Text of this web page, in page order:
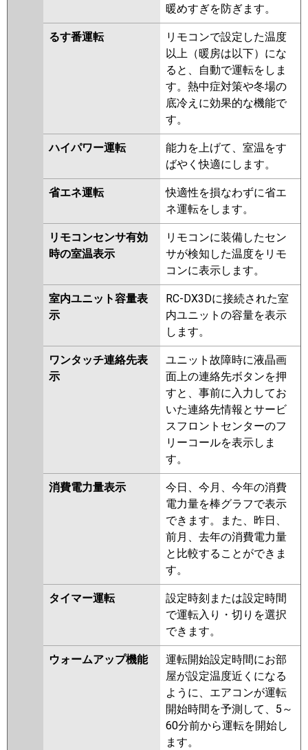
暖めすぎを防ぎます。
るす番運転
リモコンで設定した温度
以上（暖房は以下）にな
ると、自動で運転をしま
す。熱中症対策や冬場の
底冷えに効果的な機能で
す。
ハイパワー運転
能力を上げて、室温をす
ばやく快適にします。
省エネ運転
快適性を損なわずに省エ
ネ運転をします。
リモコンセンサ有効
時の室温表示
リモコンに装備したセン
サが検知した温度をリモ
コンに表示します。
室内ユニット容量表
示
RC-DX3Dに接続された室
内ユニットの容量を表示
します。
ワンタッチ連絡先表
示
ユニット故障時に液晶画
面上の連絡先ボタンを押
すと、事前に入力してお
いた連絡先情報とサービ
スフロントセンターのフ
リーコールを表示しま
す。
消費電力量表示
今日、今月、今年の消費
電力量を棒グラフで表示
できます。また、昨日、
前月、去年の消費電力量
と比較することができま
す。
タイマー運転
設定時刻または設定時間
で運転入り・切りを選択
できます。
ウォームアップ機能
運転開始設定時間にお部
屋が設定温度近くになる
ように、エアコンが運転
開始時間を予測して、5～
60分前から運転を開始し
ます。